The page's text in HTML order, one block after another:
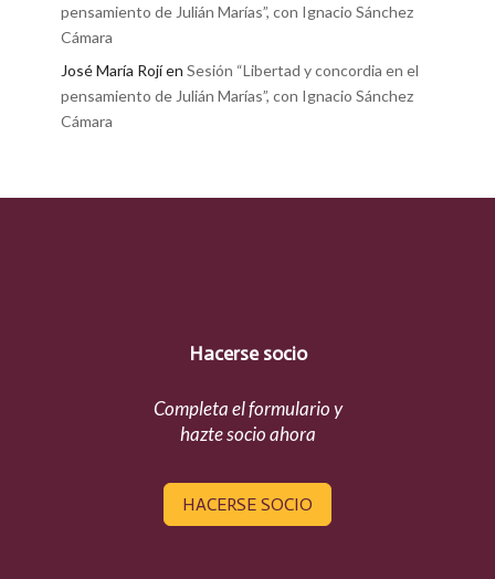
pensamiento de Julián Marías”, con Ignacio Sánchez
Cámara
José María Rojíen Sesión “Libertad y concordia en el
pensamiento de Julián Marías”, con Ignacio Sánchez
Cámara
Hacerse socio
Completa el formulario y
hazte socio ahora
HACERSE SOCIO